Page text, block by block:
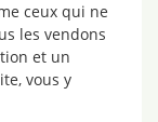
ceux qui ne
les vendons
et un
vous y